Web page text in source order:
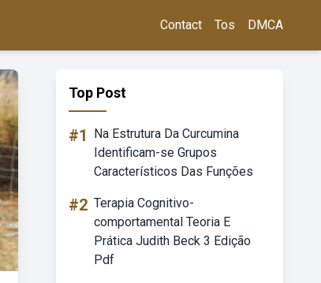
Contact Tos DMCA
Top Post
#1
Na Estrutura Da Curcumina
Identificam-se Grupos
Característicos Das Funções
#2 Terapia Cognitivo-
comportamental Teoria E
Prática Judith Beck 3 Edição
Pdf